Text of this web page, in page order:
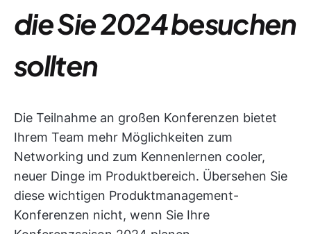
die Sie 2024 besuchen
sollten
Die Teilnahme an großen Konferenzen bietet
Ihrem Team mehr Möglichkeiten zum
Networking und zum Kennenlernen cooler,
neuer Dinge im Produktbereich. Übersehen Sie
diese wichtigen Produktmanagement-
Konferenzen nicht, wenn Sie Ihre